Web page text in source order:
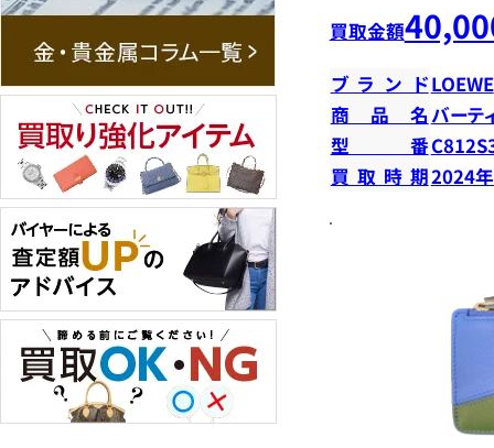
買取金額
ブランドLOEWE
商品名 バーテ
型番
買取時期2024